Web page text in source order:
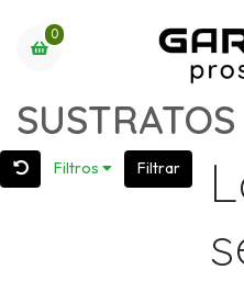
0
SUSTRATOS
Filtros Filtrar